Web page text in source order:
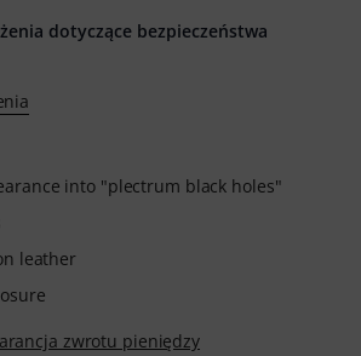
into "plectrum black holes"
leather
zwrotu pieniędzy
dotyczące bezpieczeństwa